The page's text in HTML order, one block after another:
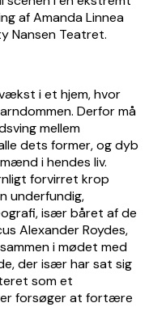
af Amanda Linnea
Nansen Teatret.
i et hjem, hvor
Derfor må
mellem
dets former, og dyb
i hendes liv.
forvirret krop
underfundig,
især båret af de
Alexander Roydes,
i mødet med
der især har sat sig
som et
forsøger at fortære